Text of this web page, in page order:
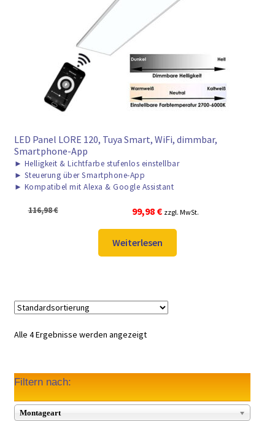
LED Panel LORE 120, Tuya Smart, WiFi, dimmbar,
Smartphone-App
► Helligkeit & Lichtfarbe stufenlos einstellbar
► Steuerung über Smartphone-App
► Kompatibel mit Alexa & Google Assistant
116,98€
Ursprünglicher
Preis
war:
116,98 €
99,98 €Aktueller
Preis
ist:
99,98 €.
zzgl. MwSt.
Weiterlesen
Alle 4 Ergebnisse werden angezeigt
Filtern nach:
Montageart